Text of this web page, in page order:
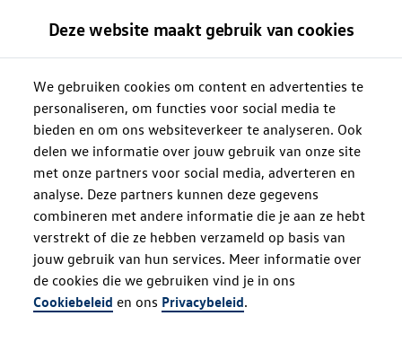
Deze website maakt gebruik van cookies
We gebruiken cookies om content en advertenties te
personaliseren, om functies voor social media te
bieden en om ons websiteverkeer te analyseren. Ook
delen we informatie over jouw gebruik van onze site
met onze partners voor social media, adverteren en
analyse. Deze partners kunnen deze gegevens
combineren met andere informatie die je aan ze hebt
verstrekt of die ze hebben verzameld op basis van
jouw gebruik van hun services. Meer informatie over
de cookies die we gebruiken vind je in ons
Cookiebeleid en ons Privacybeleid.
Oops!